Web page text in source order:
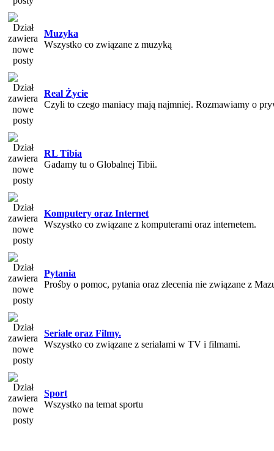
Muzyka
Wszystko co związane z muzyką
Real Życie
Czyli to czego maniacy mają najmniej. Rozmawiamy o
RL Tibia
Gadamy tu o Globalnej Tibii.
Komputery oraz Internet
Wszystko co związane z komputerami oraz internetem.
Pytania
Prośby o pomoc, pytania oraz zlecenia nie związane z
Seriale oraz Filmy.
Wszystko co związane z serialami w TV i filmami.
Sport
Wszystko na temat sportu